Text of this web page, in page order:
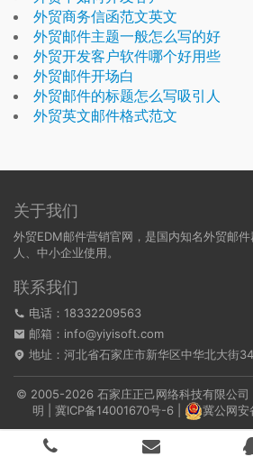
外贸商务信函范文英文
外贸邮件主题一般怎么写的好
外贸开发客户软件哪个好用些
外贸邮件开场白
外贸邮件的标题怎么写吸引人
外贸英文邮件格式范文
关于我们
外贸EDM邮件营销官网，是国内知名外贸邮
人、中小企业使用。
联系我们
电话：18332209563
邮箱：info@yiyisoft.com
地址：河北省石家庄市新华区中华北大街
© 2005-2026 石家庄正己网络科技有限公司 |
明
冀ICP备14001670号-6 冀公网